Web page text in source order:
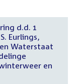
d.d. 1
Eurlings,
Waterstaat
en